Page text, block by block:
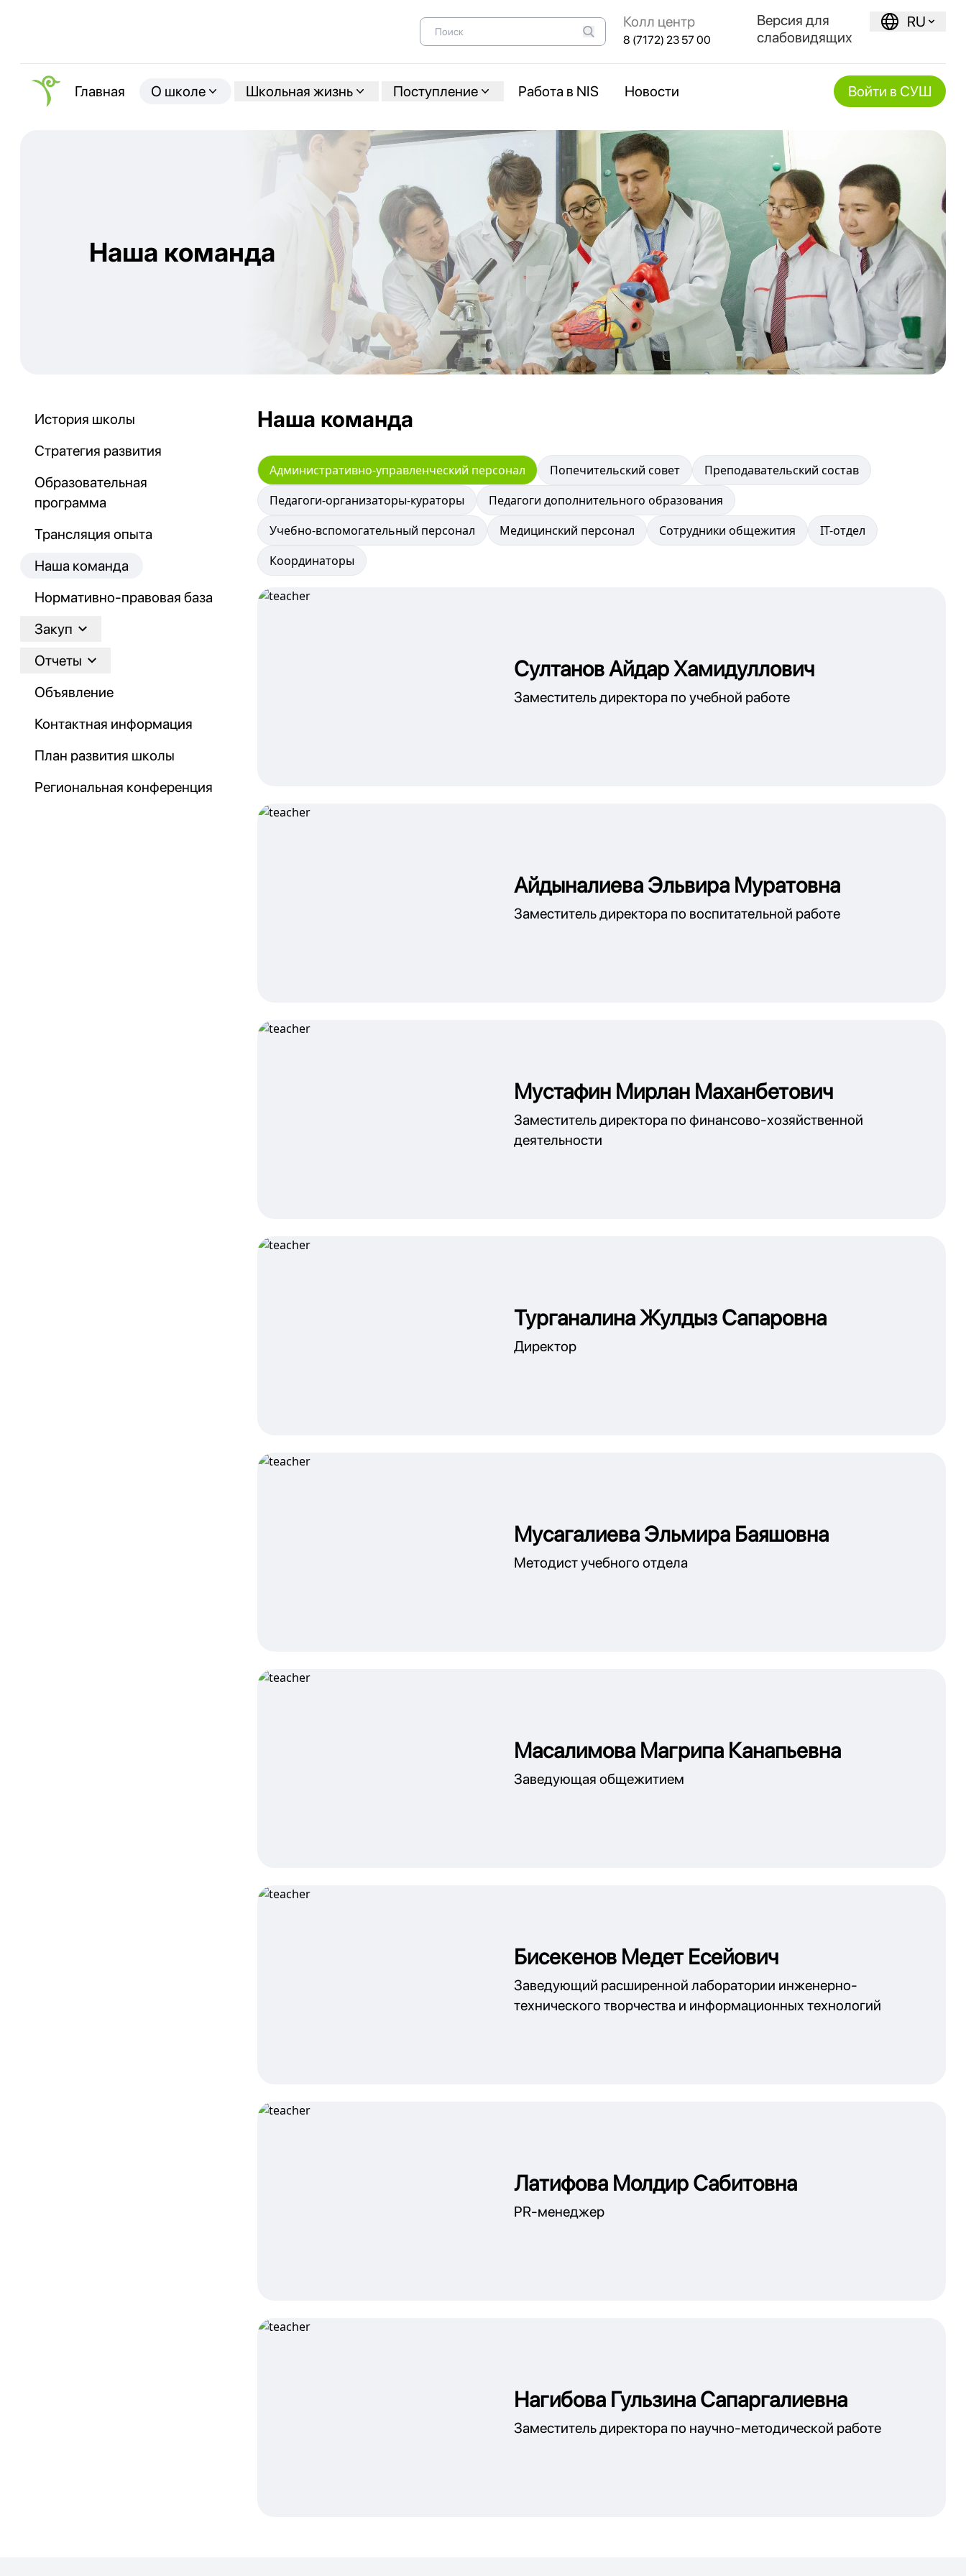
Колл центр
8 (7172) 23 57 00
Версия для
слабовидящих
RU
Главная О школе Школьная жизнь Поступление Работа в NIS Новости Войти в СУШ
Наша команда
История школы
Стратегия развития
Образовательная
программа
Трансляция опыта
Наша команда
Нормативно-правовая база
Закуп
Отчеты
Объявление
Контактная информация
План развития школы
Региональная конференция
Наша команда
Административно-управленческий персонал Попечительский совет
Преподавательский состав
Педагоги-организаторы-кураторы
Педагоги дополнительного образования
Учебно-вспомогательный персонал
Медицинский персонал Сотрудники общежития
IT-отдел
Координаторы
Султанов Айдар Хамидуллович
Заместитель директора по учебной работе
Айдыналиева Эльвира Муратовна
Заместитель директора по воспитательной работе
Мустафин Мирлан Маханбетович
Заместитель директора по финансово-хозяйственной
деятельности
Турганалина Жулдыз Сапаровна
Директор
Мусагалиева Эльмира Баяшовна
Методист учебного отдела
Масалимова Магрипа Канапьевна
Заведующая общежитием
Бисекенов Медет Есейович
Заведующий расширенной лаборатории инженерно-
технического творчества и информационных технологий
Латифова Молдир Сабитовна
PR-менеджер
Нагибова Гульзина Сапаргалиевна
Заместитель директора по научно-методической работе